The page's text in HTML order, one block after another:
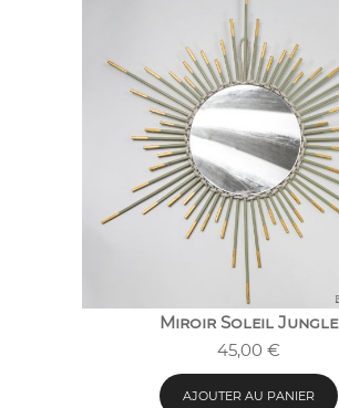
Miroir Soleil Jungle
45,00 €
AJOUTER AU PANIER